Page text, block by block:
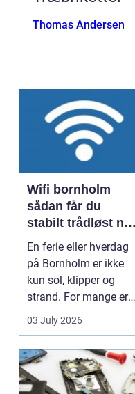
Thomas Andersen
Wifi bornholm
sådan får du
stabilt trådløst net
på klippeøen
En ferie eller hverdag
på Bornholm er ikke
kun sol, klipper og
strand. For mange er
en stabil intern...
03 July 2026